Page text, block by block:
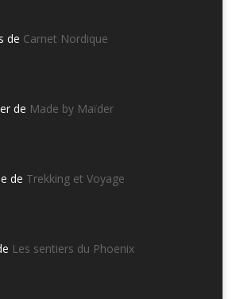
de Carnet Nordique
de Made by Maïder
de Trekking et Voyage
Les sentiers du Phoenix